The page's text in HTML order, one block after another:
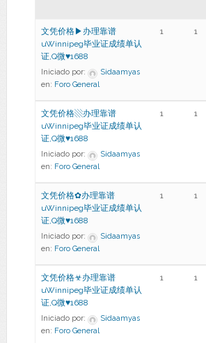
文凭价格▶办理靠谱
uWinnipeg毕业证成绩单认
证,Q微♥1688
Iniciado por:
Sidaamyas
en: Foro General
1 1
文凭价格▧办理靠谱
uWinnipeg毕业证成绩单认
证,Q微♥1688
Iniciado por:
Sidaamyas
en: Foro General
1 1
文凭价格✿办理靠谱
uWinnipeg毕业证成绩单认
证,Q微♥1688
Iniciado por:
Sidaamyas
en: Foro General
1 1
文凭价格☣办理靠谱
uWinnipeg毕业证成绩单认
证,Q微♥1688
Iniciado por:
Sidaamyas
en: Foro General
1 1